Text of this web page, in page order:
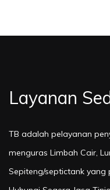
Layanan
TB adalah pelayanan
menguras Limbah Cair,
Sepiteng/septictank yang